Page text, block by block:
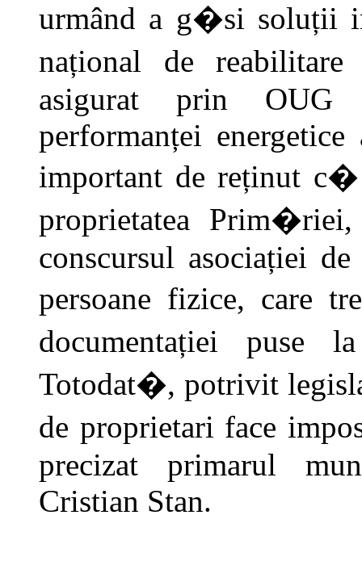
urmând a g�si soluții
național de
asigurat prin OUG
performanței
important de reținut
proprietatea
conscursul asociației
persoane fizice, care
documentației
Totodat�, potrivit
de proprietari face
precizat primarul
Cristian Stan.